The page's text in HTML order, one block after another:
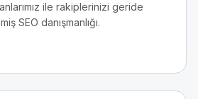
ile rakiplerinizi geride
SEO danışmanlığı.